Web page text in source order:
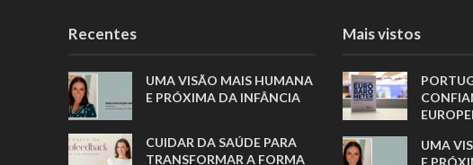
Recentes
UMA VISÃO MAIS HUMANA
E PRÓXIMA DA INFÂNCIA
CUIDAR DA SAÚDE PARA
TRANSFORMAR A FORMA
Mais vistos
UMA